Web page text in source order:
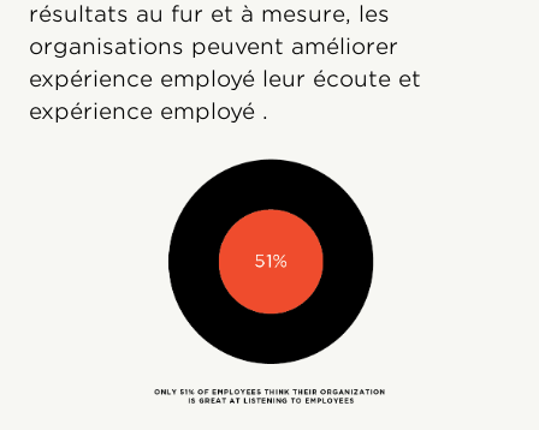
résultats au fur et à mesure, les
organisations peuvent améliorer
expérience employé leur écoute et
expérience employé .